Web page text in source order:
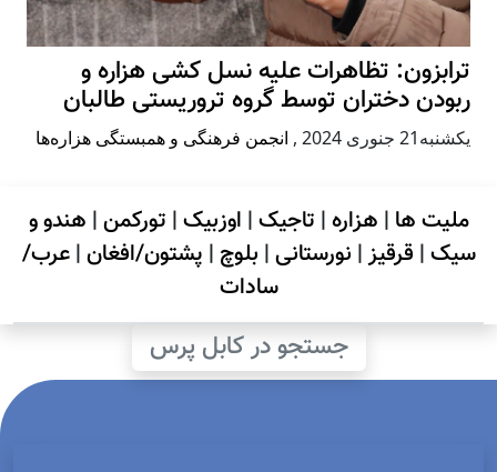
ترابزون: تظاهرات علیه نسل کشی هزاره و
ربودن دختران توسط گروه تروریستی طالبان
يكشنبه21 جنوری 2024 , انجمن فرهنگی و همبستگی هزاره‌ها
ملیت ها | هزاره| تاجیک| اوزبیک| تورکمن| هندو و
سیک| قرقیز| نورستانی| بلوچ | پشتون/افغان|عرب/
سادات
جستجو در کابل پرس